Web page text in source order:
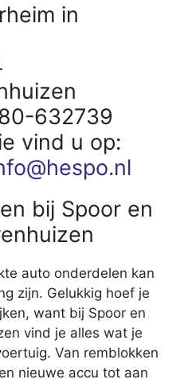
in
632739
vind u op:
bij Spoor en
auto onderdelen kan
zijn. Gelukkig hoef je
want bij Spoor en
vind je alles wat je
Van remblokken
nieuwe accu tot aan